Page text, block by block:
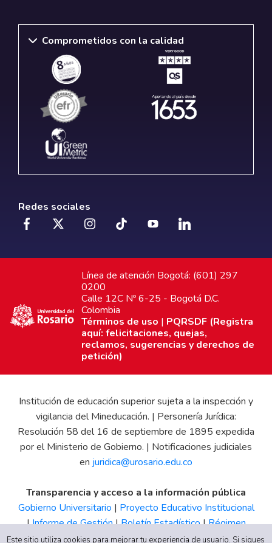
Comprometidos con la calidad
Redes sociales
Línea de atención Bogotá: (601) 297
0200
Calle 12C Nº 6-25 - Bogotá D.C.
Colombia
Términos de uso | PQRSDF (Registra
aquí: felicitaciones, quejas,
reclamos, sugerencias y derechos de
petición)
Institución de educación superior sujeta a la inspección y
vigilancia del Mineducación. | Personería Jurídica:
Resolución 58 del 16 de septiembre de 1895 expedida
por el Ministerio de Gobierno. | Notificaciones judiciales
en juridica@urosario.edu.co
Transparencia y acceso a la información pública
Gobierno Universitario | Proyecto Educativo Institucional
|Informe de Gestión|Boletín Estadístico|Régimen
Tributario|Estados Financieros |Código de Ética| Canal
Este sitio utiliza cookies para mejorar tu experiencia de usuario. Si sigues